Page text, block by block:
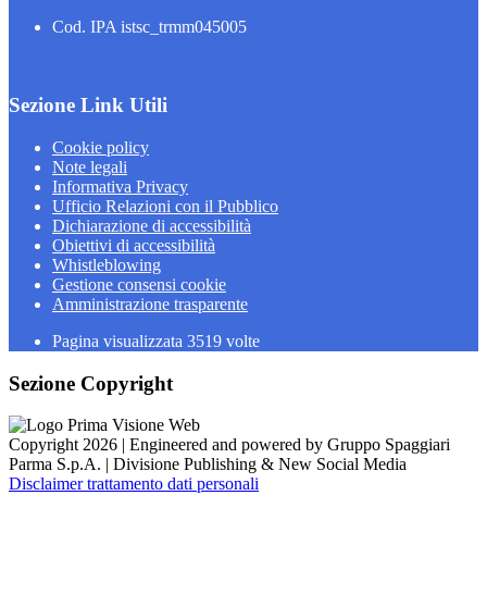
Cod. IPA istsc_trmm045005
Sezione Link Utili
Cookie policy
Note legali
Informativa Privacy
Ufficio Relazioni con il Pubblico
Dichiarazione di accessibilità
Obiettivi di accessibilità
Whistleblowing
Gestione consensi cookie
Amministrazione trasparente
Pagina visualizzata 3519 volte
Sezione Copyright
Copyright 2026 | Engineered and powered by Gruppo Spaggiari
Parma S.p.A. | Divisione Publishing & New Social Media
Disclaimer trattamento dati personali